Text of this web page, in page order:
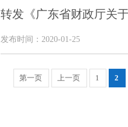
转发《广东省财政厅关
发布时间：2020-01-25
第一页 上一页 1 2